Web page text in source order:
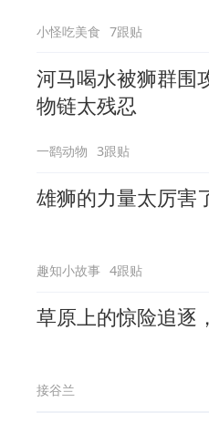
小怪吃美食 7跟贴
河马喝水被狮群围
物链太残忍
一鹞动物 3跟贴
雄狮的力量太厉害
趣知小故事 4跟贴
草原上的惊险追逐
接谷兰